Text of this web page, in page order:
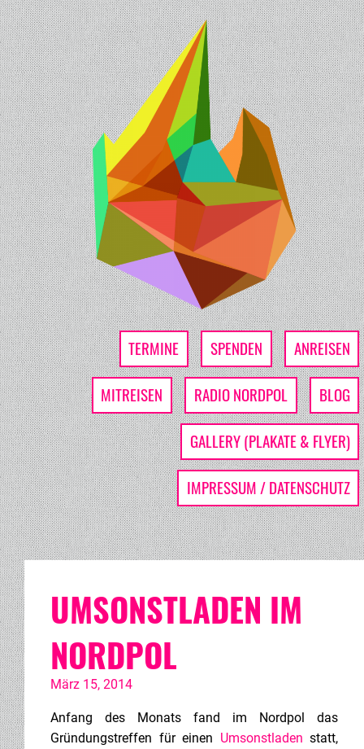
TERMINE SPENDEN
ANREISEN
MITREISEN
RADIO NORDPOL
BLOG
GALLERY (PLAKATE & FLYER)
IMPRESSUM / DATENSCHUTZ
UMSONSTLADEN IM
NORDPOL
März 15, 2014
Anfang des Monats fand im Nordpol das
Gründungstreffen für einen Umsonstladen statt,